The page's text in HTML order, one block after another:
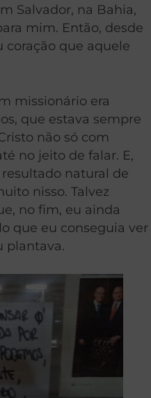
Salvador, na Bahia,
mim. Então, desde
coração que aquele
missionário era
que estava sempre
não só com
no jeito de falar. E,
natural de
nisso. Talvez
no fim, eu ainda
que eu conseguia ver
plantava.